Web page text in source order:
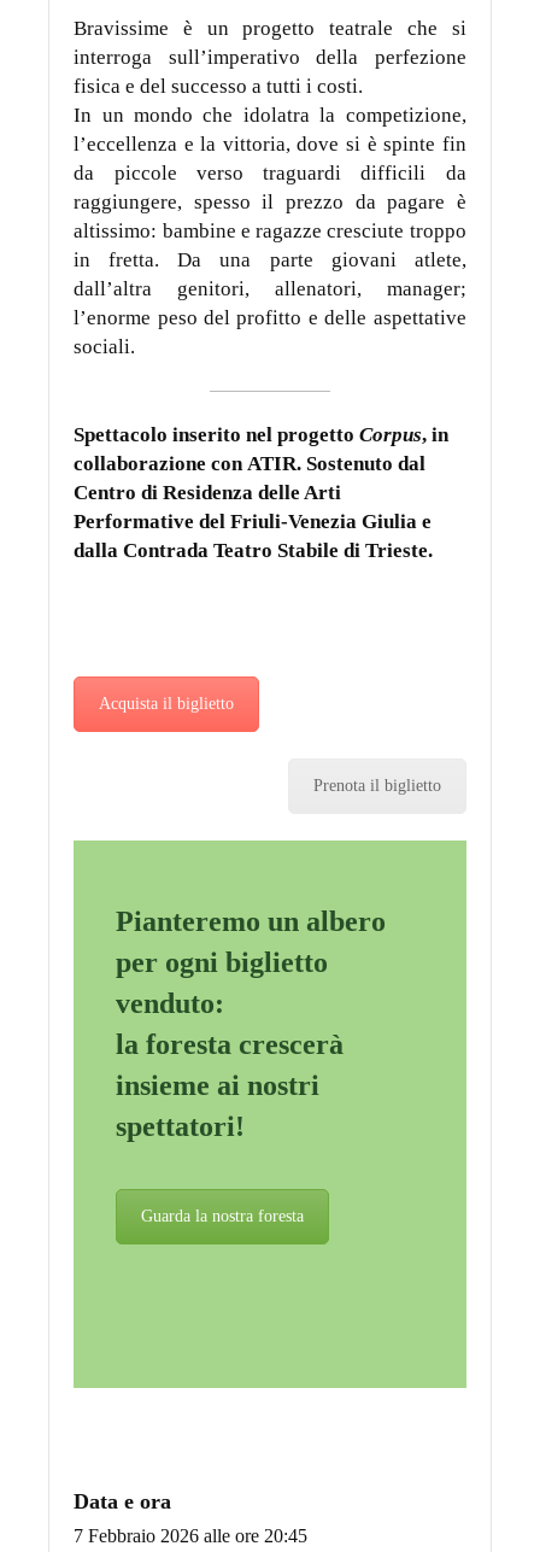
Bravissime è un progetto teatrale che si
interroga sull’imperativo della perfezione
fisica e del successo a tutti i costi.
In un mondo che idolatra la competizione,
l’eccellenza e la vittoria, dove si è spinte fin
da piccole verso traguardi difficili da
raggiungere, spesso il prezzo da pagare è
altissimo: bambine e ragazze cresciute troppo
in fretta. Da una parte giovani atlete,
dall’altra genitori, allenatori, manager;
l’enorme peso del profitto e delle aspettative
sociali.
Spettacolo inserito nel progettoCorpus, in
collaborazione conATIR. Sostenuto dal
Centro di Residenza delle Arti
Performative del Friuli-Venezia Giulia e
dalla Contrada Teatro Stabile di Trieste.
Acquista il biglietto
Prenota il biglietto
Pianteremo un albero
per ogni biglietto
venduto:
la foresta crescerà
insieme ai nostri
spettatori!
Guarda la nostra foresta
Data e ora
7 Febbraio 2026 alle ore 20:45